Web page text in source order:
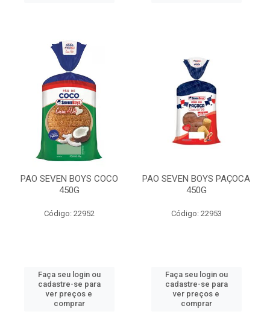
PAO SEVEN BOYS COCO
450G
Código: 22952
Faça seu login ou
cadastre-se para
ver preços e
comprar
PAO SEVEN BOYS PAÇOCA
450G
Código: 22953
Faça seu login ou
cadastre-se para
ver preços e
comprar